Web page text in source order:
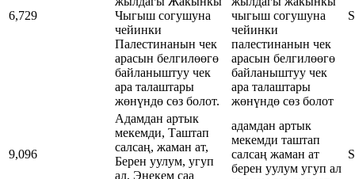
6,729
Чыгыш согушуна
чейинки
Палестинанын чек
арасын белгилөөгө
байланыштуу чек
ара талаштары
жөнүндө сөз болот.
чыгыш согушуна
чейинки
палестинанын чек
арасын белгилөөгө
байланыштуу чек
ара талаштары
жөнүндө сөз болот
9,096
Адамдан артык
мекемди, Таштап
салсаң, жаман ат,
Берен уулум, угуп
ал, Энекем саа
адамдан артык
мекемди таштап
салсаң жаман ат
берен уулум угуп ал